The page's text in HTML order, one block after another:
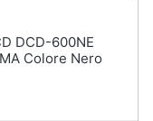
DCD-600NE
Colore Nero